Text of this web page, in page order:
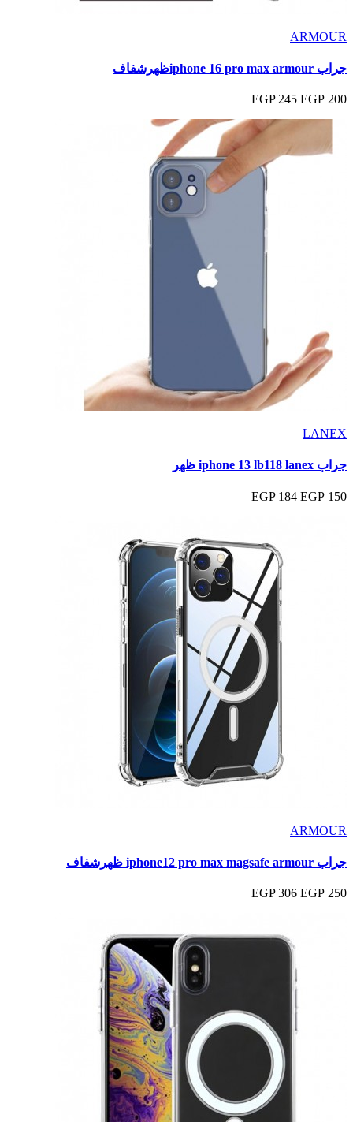
ARMOUR
جراب iphone 16 pro max armourظهرشفاف
200 EGP
245 EGP
LANEX
جراب iphone 13 lb118 lanex ظهر
150 EGP
184 EGP
ARMOUR
جراب iphone12 pro max magsafe armour ظهرشفاف
250 EGP
306 EGP